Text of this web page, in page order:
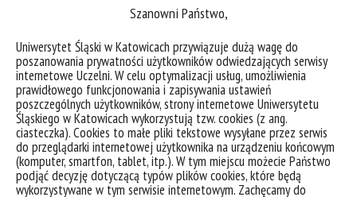
Szanowni Państwo,
Uniwersytet Śląski w Katowicach przywiązuje dużą wagę do
poszanowania prywatności użytkowników odwiedzających serwisy
internetowe Uczelni. W celu optymalizacji usług, umożliwienia
prawidłowego funkcjonowania i zapisywania ustawień
poszczególnych użytkowników, strony internetowe Uniwersytetu
Śląskiego w Katowicach wykorzystują tzw. cookies (z ang.
ciasteczka). Cookies to małe pliki tekstowe wysyłane przez serwis
do przeglądarki internetowej użytkownika na urządzeniu końcowym
(komputer, smartfon, tablet, itp.). W tym miejscu możecie Państwo
podjąć decyzję dotyczącą typów plików cookies, które będą
wykorzystywane w tym serwisie internetowym. Zachęcamy do
Temat konferencji:Sztuka Roztropności. Dyplomacja
Stolicy Apostolskiej wobec Rzeczypospolitej, Europy i
świata
Data:5-6 XI 2019
Miejsce:Kraków
Organizatorzy:Uniwersytet Śląski, Polska Akademia
Umiejętności